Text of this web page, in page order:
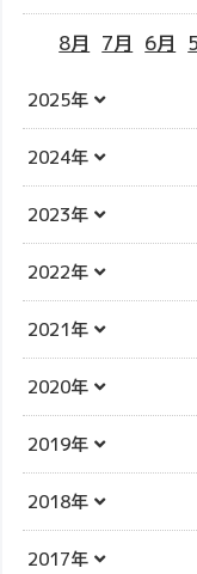
8月 7月 6月
2025年
2024年
2023年
2022年
2021年
2020年
2019年
2018年
2017年